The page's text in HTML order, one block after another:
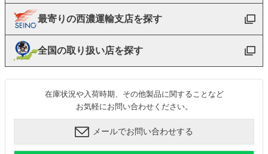
最寄りの西濃運輸支店を探す
全国の取り扱い店を探す
在庫状況や入荷時期、その他製品に関することなど
お気軽にお問い合わせください。
メールでお問い合わせする